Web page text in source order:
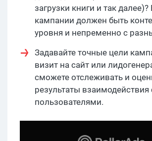
загрузки книги и так
кампании должен быть
уровня и непременно с
Задавайте точные цели
визит на сайт или
сможете отслеживать и
результаты взаимодействия
пользователями.